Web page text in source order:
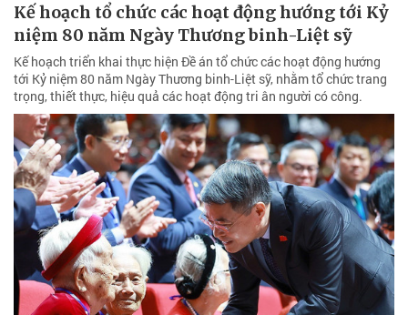
Kế hoạch tổ chức các hoạt động hướng tới Kỷ
niệm 80 năm Ngày Thương binh-Liệt sỹ
Kế hoạch triển khai thực hiện Đề án tổ chức các hoạt động hướng
tới Kỷ niệm 80 năm Ngày Thương binh-Liệt sỹ, nhằm tổ chức trang
trọng, thiết thực, hiệu quả các hoạt động tri ân người có công.